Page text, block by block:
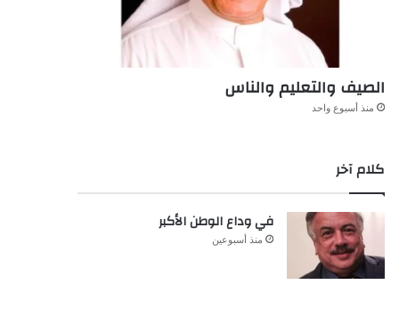
الصيف والتعليم والناس
منذ أسبوع واحد
كلام آخر
في وداع الوطن الأكبر
منذ أسبوعين